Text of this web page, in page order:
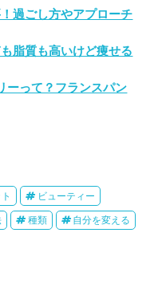
過ごし方やアプローチ
脂質も高いけど痩せる
ーって？フランスパン
ビューティー
種類 自分を変える